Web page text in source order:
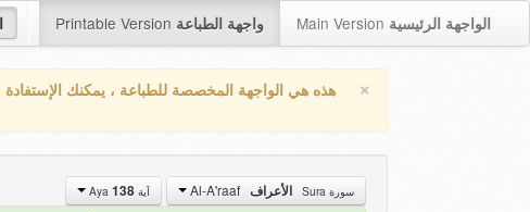
Printable Version واجهة الطباعة Main Version الواجهة الرئيسية
× هذه هي الواجهة المخصصة للطباعة ، يمكنك
سورة Sura الأعراف آية Aya 138